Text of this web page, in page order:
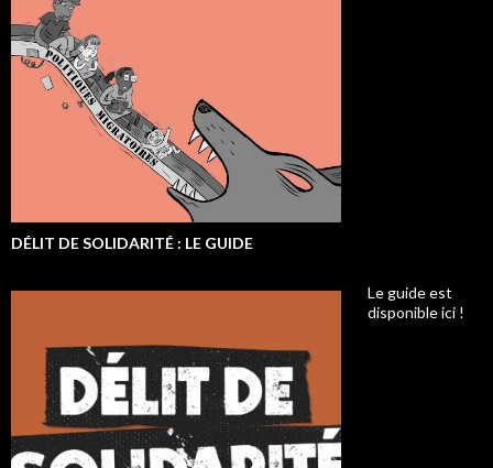
DÉLIT DE SOLIDARITÉ : LE GUIDE
Le guide est
disponible ici !